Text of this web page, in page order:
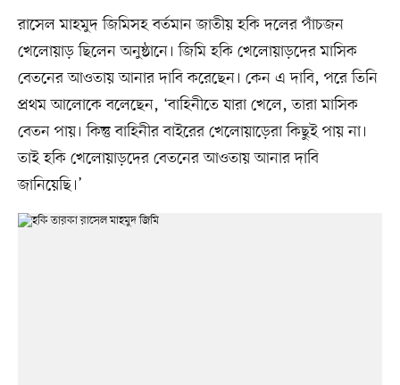
রাসেল মাহমুদ জিমিসহ বর্তমান জাতীয় হকি দলের পাঁচজন
খেলোয়াড় ছিলেন অনুষ্ঠানে। জিমি হকি খেলোয়াড়দের মাসিক
বেতনের আওতায় আনার দাবি করেছেন। কেন এ দাবি, পরে তিনি
প্রথম আলোকে বলেছেন, ‘বাহিনীতে যারা খেলে, তারা মাসিক
বেতন পায়। কিন্তু বাহিনীর বাইরের খেলোয়াড়েরা কিছুই পায় না।
তাই হকি খেলোয়াড়দের বেতনের আওতায় আনার দাবি
জানিয়েছি।’